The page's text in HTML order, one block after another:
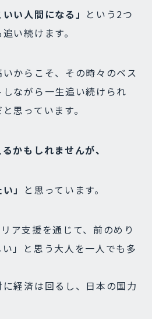
い人間になる」 という2つ
い続けます。
からこそ、その時々のベス
ながら一生追い続けられ
思っています。
かもしれませんが、
」 と思っています。
ア支援を通じて、前のめり
」と思う大人を一人でも多
経済は回るし、日本の国力